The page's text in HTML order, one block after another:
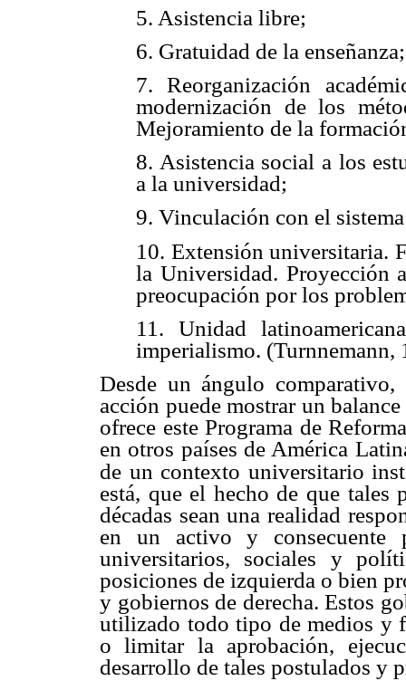
5. Asistencia libre;
6. Gratuidad de la enseñanza;
7. Reorganización
modernización de los
Mejoramiento de la
8. Asistencia social a los
a la universidad;
9. Vinculación con el
10. Extensión universitaria.
la Universidad. Proyección
preocupación por los
11. Unidad
imperialismo. (Turnnemann,
Desde un ángulo
acción puede mostrar un
ofrece este Programa de
en otros países de América
de un contexto universitario
está, que el hecho de que tales
décadas sean una realidad
en un activo y consecuente
universitarios, sociales y
posiciones de izquierda o bien
y gobiernos de derecha. Estos
utilizado todo tipo de medios y
o limitar la aprobación,
desarrollo de tales postulados y